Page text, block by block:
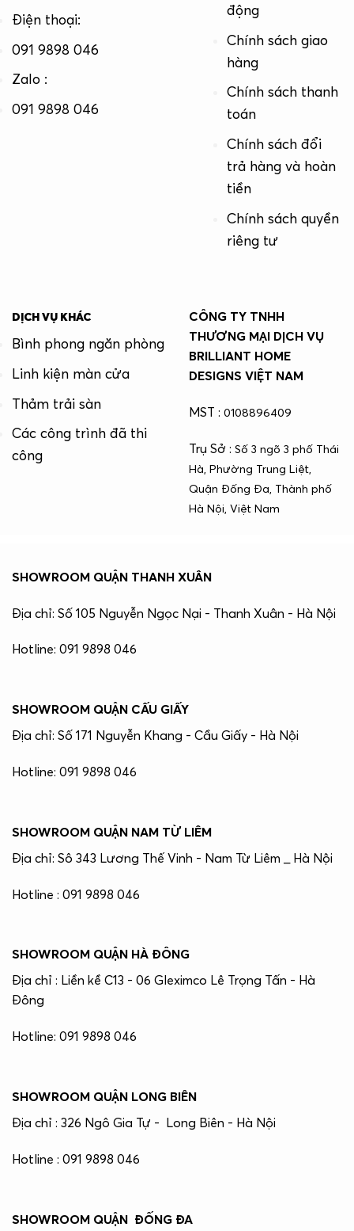
Điện thoại:
091 9898 046
Zalo :
091 9898 046
động
Chính sách giao
hàng
Chính sách thanh
toán
Chính sách đổi
trả hàng và hoàn
tiền
Chính sách quyền
riêng tư
DỊCH VỤ KHÁC
Bình phong ngăn phòng
Linh kiện màn cửa
Thảm trải sàn
Các công trình đã thi
công
CÔNG TY TNHH
THƯƠNG MẠI DỊCH VỤ
BRILLIANT HOME
DESIGNS VIỆT NAM
MST : 0108896409
Trụ Sở : Số 3 ngõ 3 phố Thái
Hà, Phường Trung Liệt,
Quận Đống Đa, Thành phố
Hà Nội, Việt Nam
SHOWROOM QUẬN THANH XUÂN
Địa chỉ: Số 105 Nguyễn Ngọc Nại - Thanh Xuân - Hà Nội
Hotline: 091 9898 046
SHOWROOM QUẬN CẤU GIẤY
Địa chỉ: Số 171 Nguyễn Khang - Cầu Giấy - Hà Nội
Hotline: 091 9898 046
SHOWROOM QUẬN NAM TỪ LIÊM
Địa chỉ: Sô 343 Lương Thế Vinh - Nam Từ Liêm _ Hà Nội
Hotline : 091 9898 046
SHOWROOM QUẬN HÀ ĐÔNG
Địa chỉ : Liền kề C13 - 06 Gleximco Lê Trọng Tấn - Hà
Đông
Hotline: 091 9898 046
SHOWROOM QUẬN LONG BIÊN
Địa chỉ : 326 Ngô Gia Tự - Long Biên - Hà Nội
Hotline : 091 9898 046
SHOWROOM QUẬN ĐỐNG ĐA